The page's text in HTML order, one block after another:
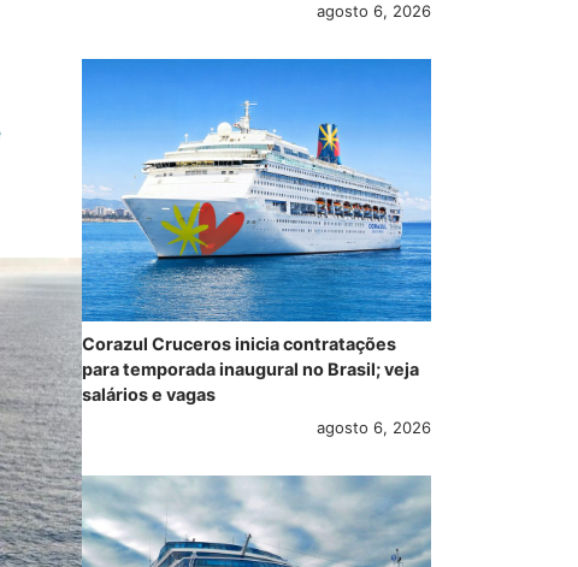
agosto 6, 2026
Corazul Cruceros inicia contratações
para temporada inaugural no Brasil; veja
salários e vagas
agosto 6, 2026